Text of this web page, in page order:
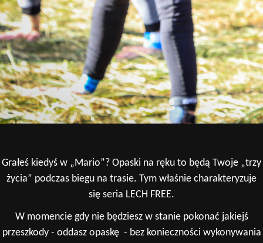
Grałeś kiedyś w „Mario”? Opaski na ręku to będą Twoje „trzy
życia” podczas biegu na trasie. Tym właśnie charakteryzuje
się seria LECH FREE.
W momencie gdy nie będziesz w stanie pokonać jakiejś
przeszkody - oddasz opaskę - bez konieczności wykonywania